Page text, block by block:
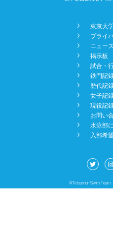
󿾡 東京大
󿾡 プライ
󿾡 ニュース
󿾡 掲示板
󿾡 試合・
󿾡 鉄門記
󿾡 歴代記
󿾡 女子記
󿾡 現役記
󿾡 お問い
󿾡 水泳部
󿾡 入部希
©Tetsumon Swim Team.